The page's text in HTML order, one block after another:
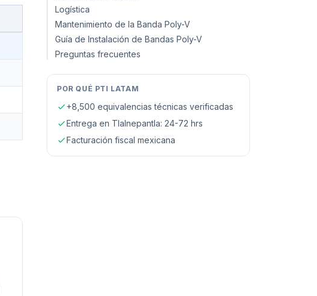
Logística
Mantenimiento de la Banda Poly-V
Guía de Instalación de Bandas Poly-V
Preguntas frecuentes
POR QUÉ PTI LATAM
+8,500 equivalencias técnicas verificadas
Entrega en Tlalnepantla: 24-72 hrs
Facturación fiscal mexicana